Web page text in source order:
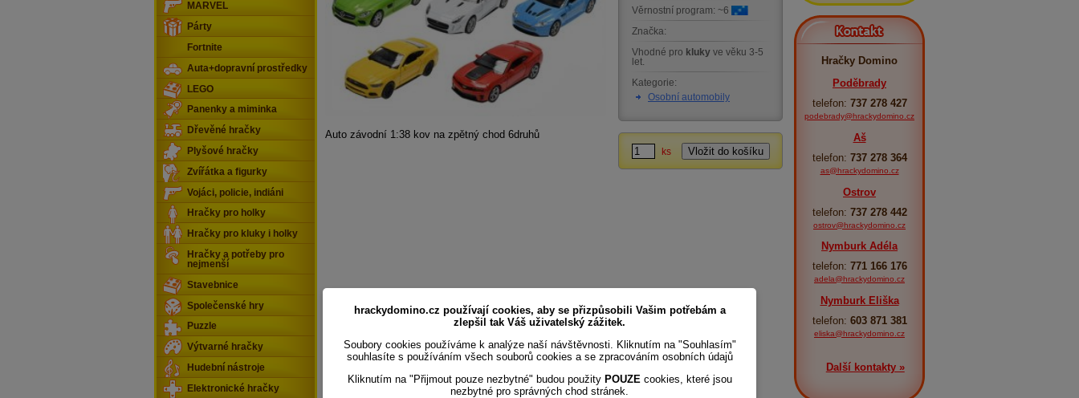
Auto závodní 1:38 kov na zpětný chod 6druhů
Věrnostní program: ~6
Značka:
Vhodné pro kluky ve věku 3-5
let.
Kategorie:
Osobní automobily
ks
MARVEL
Párty
Fortnite
Auta+dopravní prostředky
LEGO
Panenky a miminka
Dřevěné hračky
Plyšové hračky
Zvířátka a figurky
Vojáci, policie, indiáni
Hračky pro holky
Hračky pro kluky i holky
Hračky a potřeby pro
nejmenší
Stavebnice
Společenské hry
Puzzle
Výtvarné hračky
Hudební nástroje
Elektronické hračky
Kontakt
Hračky Domino
Poděbrady
telefon: 737 278 427
podebrady@hrackydomino.cz
Aš
telefon: 737 278 364
as@hrackydomino.cz
Ostrov
telefon: 737 278 442
ostrov@hrackydomino.cz
Nymburk Adéla
telefon: 771 166 176
adela@hrackydomino.cz
Nymburk Eliška
telefon: 603 871 381
eliska@hrackydomino.cz
Další kontakty »
hrackydomino.cz používají cookies, aby se přizpůsobili Vašim potřebám a
zlepšil tak Váš uživatelský zážitek.
Soubory cookies používáme k analýze naší návštěvnosti. Kliknutím na "Souhlasím"
souhlasíte s používáním všech souborů cookies a se zpracováním osobních údajů
Kliknutím na "Přijmout pouze nezbytné" budou použity POUZE cookies, které jsou
nezbytné pro správných chod stránek.